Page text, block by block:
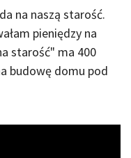
na naszą starość.
pieniędzy na
starość" ma 400
budowę domu pod